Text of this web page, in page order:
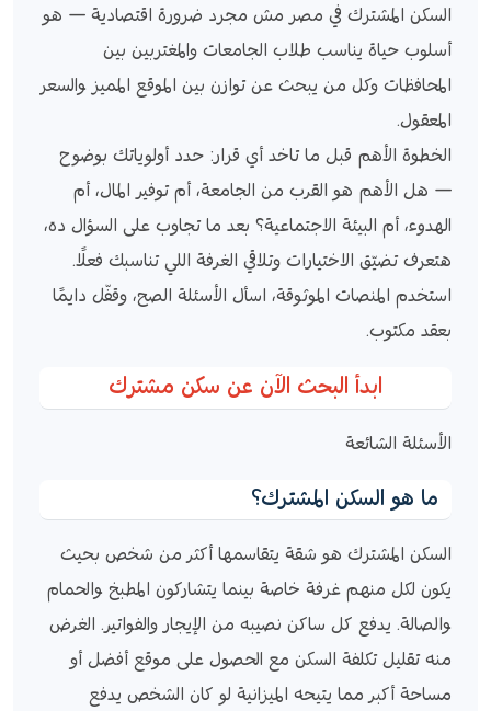
السكن المشترك في مصر مش مجرد ضرورة اقتصادية — هو
أسلوب حياة يناسب طلاب الجامعات والمغتربين بين
المحافظات وكل من يبحث عن توازن بين الموقع المميز والسعر
المعقول.
الخطوة الأهم قبل ما تاخد أي قرار: حدد أولوياتك بوضوح
— هل الأهم هو القرب من الجامعة، أم توفير المال، أم
الهدوء، أم البيئة الاجتماعية؟ بعد ما تجاوب على السؤال ده،
هتعرف تضيّق الاختيارات وتلاقي الغرفة اللي تناسبك فعلًا.
استخدم المنصات الموثوقة، اسأل الأسئلة الصح، وقفّل دايمًا
بعقد مكتوب.
ابدأ البحث الآن عن سكن مشترك
الأسئلة الشائعة
ما هو السكن المشترك؟
السكن المشترك هو شقة يتقاسمها أكثر من شخص بحيث
يكون لكل منهم غرفة خاصة بينما يتشاركون المطبخ والحمام
والصالة. يدفع كل ساكن نصيبه من الإيجار والفواتير. الغرض
منه تقليل تكلفة السكن مع الحصول على موقع أفضل أو
مساحة أكبر مما يتيحه الميزانية لو كان الشخص يدفع